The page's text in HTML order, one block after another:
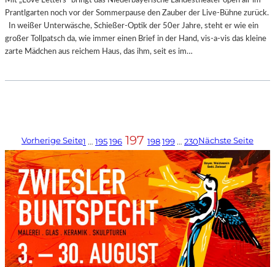
Prantlgarten noch vor der Sommerpause den Zauber der Live-Bühne zurück.
In weißer Unterwäsche, Schießer-Optik der 50er Jahre, steht er wie ein
großer Tollpatsch da, wie immer einen Brief in der Hand, vis-a-vis das kleine
zarte Mädchen aus reichem Haus, das ihm, seit es im…
Vorherige Seite1 … 195196 197 198199 … 230Nächste Seite